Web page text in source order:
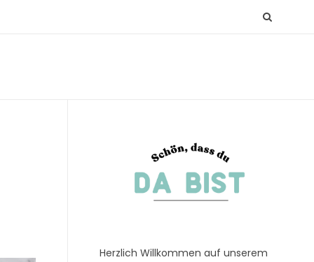
Herzlich Willkommen auf unserem